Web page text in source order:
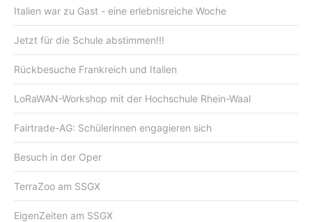
Italien war zu Gast - eine erlebnisreiche Woche
Jetzt für die Schule abstimmen!!!
Rückbesuche Frankreich und Italien
LoRaWAN-Workshop mit der Hochschule Rhein-Waal
Fairtrade-AG: Schülerinnen engagieren sich
Besuch in der Oper
TerraZoo am SSGX
EigenZeiten am SSGX